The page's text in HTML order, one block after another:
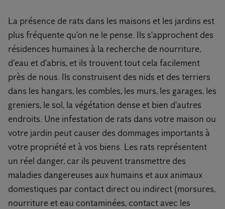
La présence de rats dans les maisons et les jardins est
plus fréquente qu'on ne le pense. Ils s'approchent des
résidences humaines à la recherche de nourriture,
d'eau et d'abris, et ils trouvent tout cela facilement
près de nous. Ils construisent des nids et des terriers
dans les hangars, les combles, les murs, les garages, les
greniers, le sol, la végétation dense et bien d'autres
endroits. Une infestation de rats dans votre maison ou
votre jardin peut causer des dommages importants à
votre propriété et à vos biens. Les rats représentent
un réel danger, car ils peuvent transmettre des
maladies dangereuses aux humains et aux animaux
domestiques par contact direct ou indirect (morsures,
nourriture et eau contaminées, contact avec les